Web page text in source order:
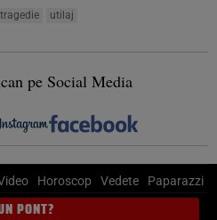
tragedie utilaj
pe Social Media
Horoscop Vedete Paparazzi
PONT?